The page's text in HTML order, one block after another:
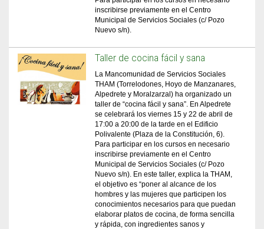
inscribirse previamente en el Centro
Municipal de Servicios Sociales (c/ Pozo
Nuevo s/n).
Taller de cocina fácil y sana
La Mancomunidad de Servicios Sociales
THAM (Torrelodones, Hoyo de Manzanares,
Alpedrete y Moralzarzal) ha organizado un
taller de “cocina fácil y sana”. En Alpedrete
se celebrará los viernes 15 y 22 de abril de
17:00 a 20:00 de la tarde en el Edificio
Polivalente (Plaza de la Constitución, 6).
Para participar en los cursos en necesario
inscribirse previamente en el Centro
Municipal de Servicios Sociales (c/ Pozo
Nuevo s/n). En este taller, explica la THAM,
el objetivo es “poner al alcance de los
hombres y las mujeres que participen los
conocimientos necesarios para que puedan
elaborar platos de cocina, de forma sencilla
y rápida, con ingredientes sanos y